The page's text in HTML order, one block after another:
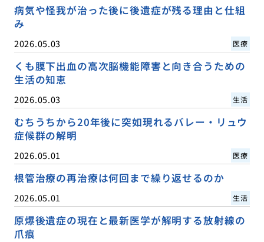
病気や怪我が治った後に後遺症が残る理由と仕組
み
2026.05.03 医療
くも膜下出血の高次脳機能障害と向き合うための
生活の知恵
2026.05.03 生活
むちうちから20年後に突如現れるバレー・リュウ
症候群の解明
2026.05.01 医療
根管治療の再治療は何回まで繰り返せるのか
2026.05.01 生活
原爆後遺症の現在と最新医学が解明する放射線の
爪痕